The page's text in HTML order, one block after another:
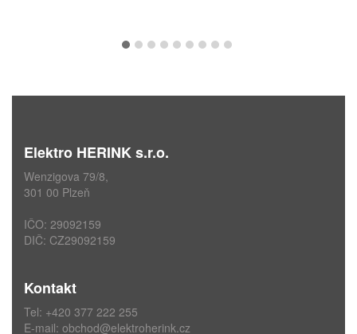
Elektro HERINK s.r.o.
Wenzigova 79/8,
301 00 Plzeň
IČO: 29092159
DIČ: CZ29092159
Kontakt
Tel: +420 377 222 255
E-mail: obchod@elektroherink.cz